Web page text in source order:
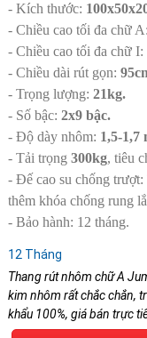
- Kích thước:
- Chiều cao tối đa chữ A:
- Chiều cao tối đa chữ I:
- Chiều dài rút gọn:
- Trọng lượng: 21kg.
- Số bậc: 2x9 bậc.
- Độ dày nhôm: 1,5-1,7
- Tải trọng 300kg, tiêu
- Đế cao su chống trượt:
thêm khóa chống rung
- Bảo hành: 12 tháng.
12 Tháng
Thang rút nhôm chữ A
kim nhôm rất chắc chắn,
khẩu 100%, giá bán trực